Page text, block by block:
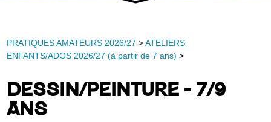
PRATIQUES AMATEURS 2026/27 >ATELIERS
ENFANTS/ADOS 2026/27 (à partir de 7 ans) >
DESSIN/PEINTURE - 7/9
ANS